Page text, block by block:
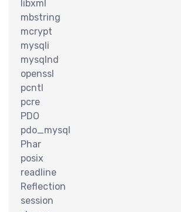
识
libxml
mbstring
mcrypt
mysqli
mysqlnd
openssl
pcntl
pcre
PDO
pdo_mysql
Phar
posix
readline
Reflection
session